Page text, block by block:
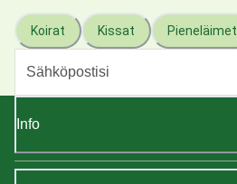
Koirat Kissat Pieneläimet
Info